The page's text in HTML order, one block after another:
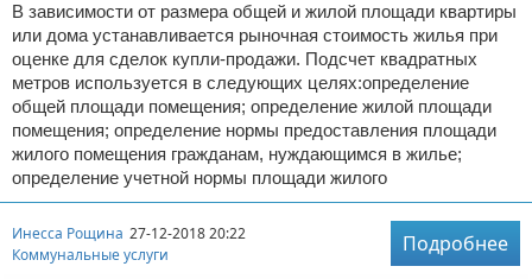
В зависимости от размера общей и жилой площади квартиры
или дома устанавливается рыночная стоимость жилья при
оценке для сделок купли-продажи. Подсчет квадратных
метров используется в следующих целях:определение
общей площади помещения; определение жилой площади
помещения; определение нормы предоставления площади
жилого помещения гражданам, нуждающимся в жилье;
определение учетной нормы площади жилого
Инесса Рощина 27-12-2018 20:22
Коммунальные услуги
Подробнее